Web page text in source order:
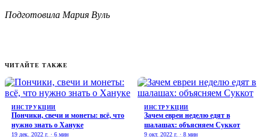
Подготовила Мария Вуль
ЧИТАЙТЕ ТАКЖЕ
ИНСТРУКЦИИ
Пончики, свечи и монеты: всё, что
нужно знать о Хануке
19 дек. 2022 г. · 6 мин
ИНСТРУКЦИИ
Зачем евреи неделю едят в
шалашах: объясняем Суккот
9 окт. 2022 г. · 8 мин